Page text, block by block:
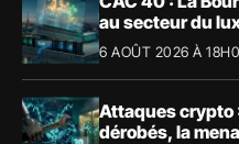
au secteur du
6 AOÛT 2026 À
Attaques crypto
dérobés, la